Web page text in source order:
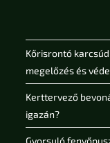
Kőrisrontó
megelőzés és
Kerttervező
igazán?
Gyorsuló